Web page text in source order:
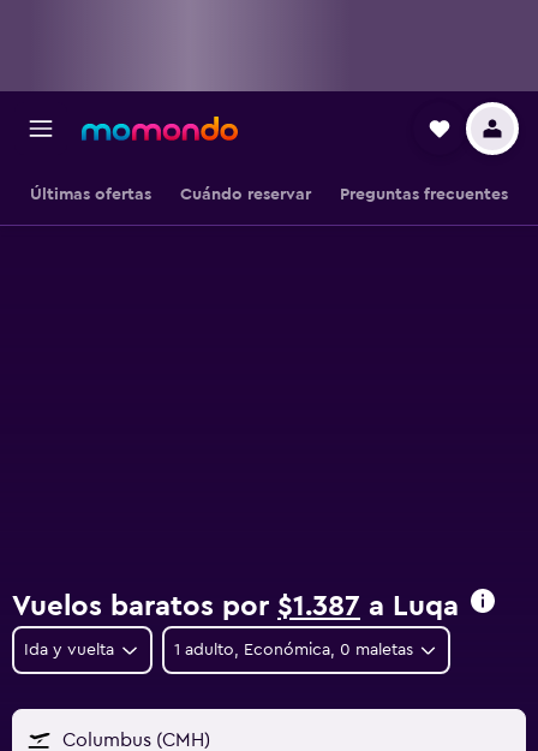
Últimas ofertas Cuándo reservar Preguntas frecuentes
Vuelos baratos por $1.387 a Luqa
Ida y vuelta 1 adulto, Económica, 0 maletas
Columbus (CMH)